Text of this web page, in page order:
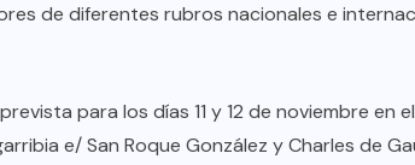
de diferentes rubros nacionales e
para los días 11 y 12 de noviembre
e/ San Roque González y Charles de